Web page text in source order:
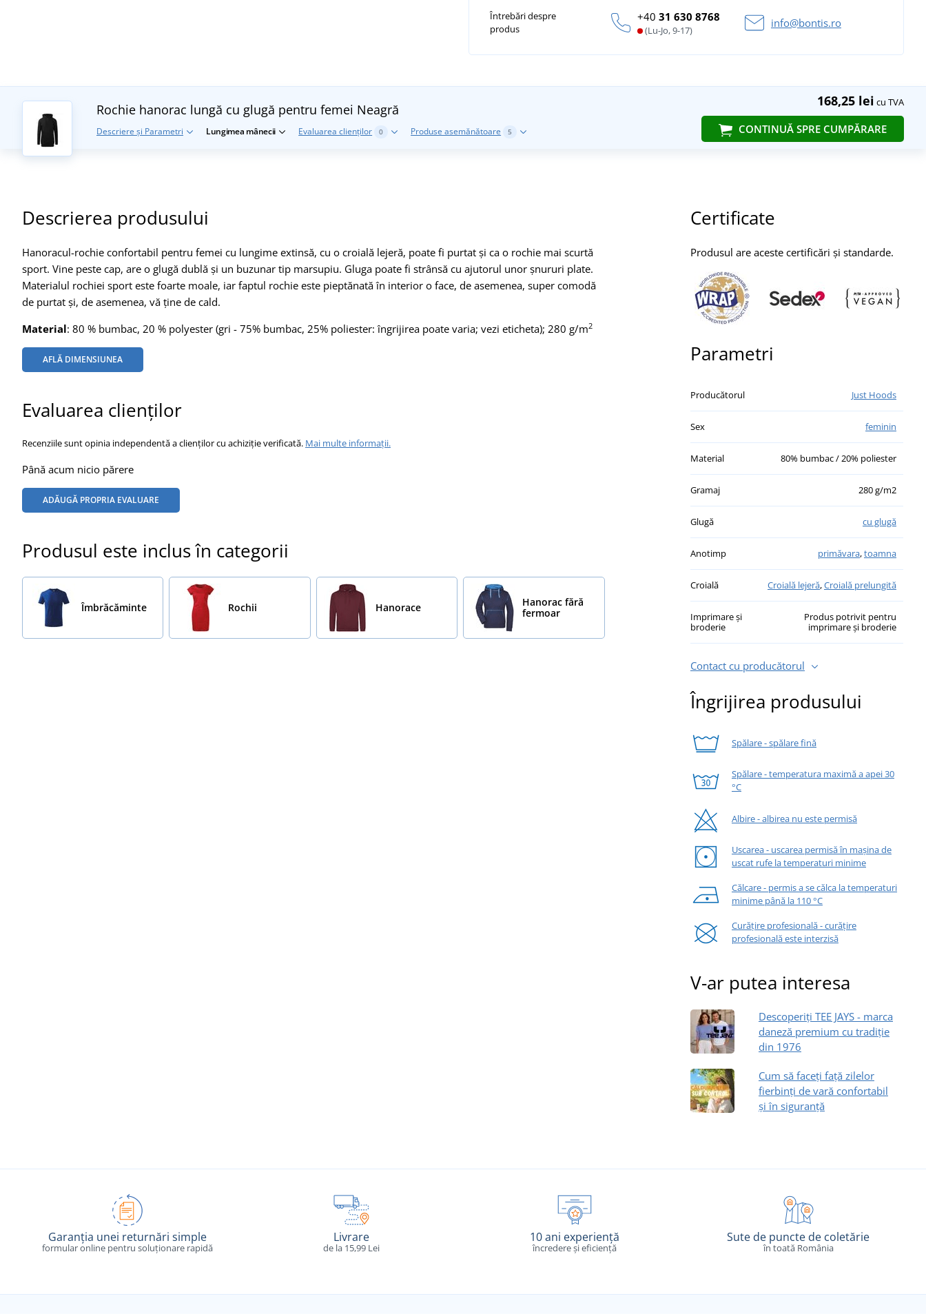
Întrebări despre
produs
+40 31 630 8768
(Lu-Jo, 9-17)
info@bontis.ro
168,25 lei cu TVA
CONTINUĂ SPRE CUMPĂRARE
Rochie hanorac lungă cu glugă pentru femei Neagră
Descriere și Parametri Lungimea mânecii Evaluarea clienților 0 Produse asemănătoare 5
Descrierea produsului
Hanoracul-rochie confortabil pentru femei cu lungime extinsă, cu o croială lejeră, poate fi purtat și ca o rochie mai scurtă
sport. Vine peste cap, are o glugă dublă și un buzunar tip marsupiu. Gluga poate fi strânsă cu ajutorul unor șnururi plate.
Materialul rochiei sport este foarte moale, iar faptul rochie este pieptănată în interior o face, de asemenea, super comodă
de purtat și, de asemenea, vă ține de cald.
Material: 80 % bumbac, 20 % polyester (gri - 75% bumbac, 25% poliester: îngrijirea poate varia; vezi eticheta); 280 g/m2
AFLĂ DIMENSIUNEA
Evaluarea clienților
Recenziile sunt opinia independentă a clienților cu achiziție verificată. Mai multe informații.
Până acum nicio părere
ADĂUGĂ PROPRIA EVALUARE
Produsul este inclus în categorii
Îmbrăcăminte Rochii Hanorace
Hanorac fără
fermoar
Certificate
Produsul are aceste certificări și standarde.
Parametri
Producătorul Just Hoods
Sex feminin
Material 80% bumbac / 20% poliester
Gramaj 280 g/m2
Glugă cu glugă
Anotimp primăvara,toamna
Croială Croială lejeră,Croială prelungită
Imprimare și
broderie
Produs potrivit pentru
imprimare și broderie
Contact cu producătorul
Îngrijirea produsului
Spălare - spălare fină
Spălare - temperatura maximă a apei 30
°C
Albire - albirea nu este permisă
Uscarea - uscarea permisă în mașina de
uscat rufe la temperaturi minime
Călcare - permis a se călca la temperaturi
minime până la 110 °C
Curățire profesională - curățire
profesională este interzisă
V-ar putea interesa
Descoperiți TEE JAYS - marca
daneză premium cu tradiție
din 1976
Cum să faceți față zilelor
fierbinți de vară confortabil
și în siguranță
Garanția unei returnări simple
formular online pentru soluționare rapidă
Livrare
de la 15,99 Lei
10 ani experiență
încredere și eficiență
Sute de puncte de coletărie
în toată România